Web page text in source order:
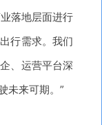
落地层面进行
行需求。我们
、运营平台深
未来可期。 ”